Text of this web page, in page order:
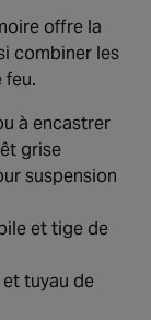
offre la
combiner les
feu.
à encastrer
grise
suspension
et tige de
tuyau de